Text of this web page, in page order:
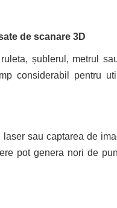
de scanare 3D
șublerul, metrul
considerabil pentru
sau captarea de
pot genera nori de